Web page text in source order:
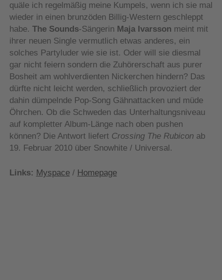
quäle ich regelmäßig meine Kumpels, wenn ich sie mal
wieder in einen brunzöden Billig-Western geschleppt
habe. The Sounds-Sängerin Maja Ivarsson meint mit
ihrer neuen Single vermutlich etwas anderes, ein
solches Partyluder wie sie ist. Oder will sie diesmal
gar nicht feiern sondern die Zuhörerschaft aus purer
Bosheit am wohlverdienten Nickerchen hindern? Das
dürfte nicht leicht werden, schließlich provoziert der
dahin dümpelnde Pop-Song Gähnattacken und müde
Öhrchen. Ob die Schweden das Unterhaltungsniveau
auf kompletter Album-Länge nach oben pushen
können? Die Antwort liefert Crossing The Rubicon ab
19. Februar 2010 über Snowhite / Universal.
Links: Myspace/ Homepage